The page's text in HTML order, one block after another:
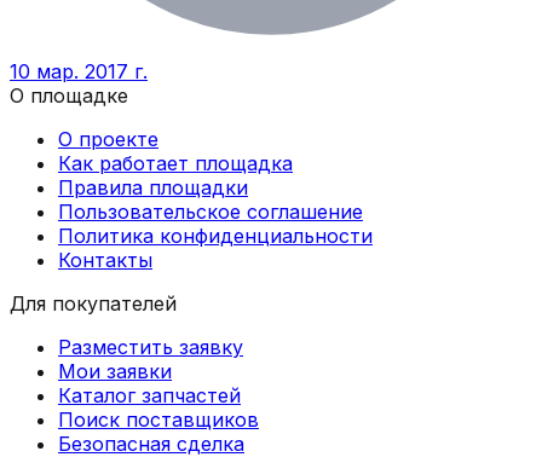
10 мар. 2017 г.
О площадке
О проекте
Как работает площадка
Правила площадки
Пользовательское соглашение
Политика конфиденциальности
Контакты
Для покупателей
Разместить заявку
Мои заявки
Каталог запчастей
Поиск поставщиков
Безопасная сделка